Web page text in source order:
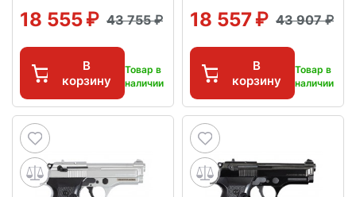
18 555 43 755
В
корзину
Товар в
наличии
18 557 43 907
В
корзину
Товар в
наличии